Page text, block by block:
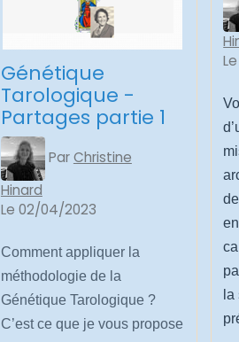
Génétique
Tarologique -
Partages partie 1
ParChristine
Hinard
Le 02/04/2023
Comment appliquer la
méthodologie de la
Génétique Tarologique ?
C’est ce que je vous propose